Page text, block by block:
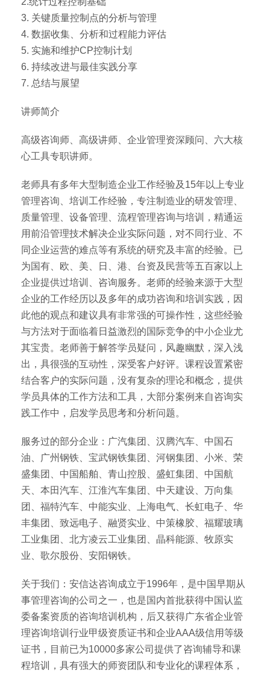
3. 关键质量控制点的分析与管理
4. 数据收集、分析和过程能力评估
5. 实施和维护CP控制计划
6. 持续改进与最佳实践分享
7. 总结与展望
讲师简介
高级咨询师、高级讲师、企业管理资深顾问、六大核
心工具专职讲师。
老师具有多年大型制造企业工作经验及15年以上专业
管理咨询、培训工作经验，专注制造业的研发管理、
质量管理、设备管理、流程管理咨询与培训，精通运
用前沿管理技术解决企业实际问题，对不同行业、不
同企业运营的难点等有系统的研究及丰富的经验。已
为国有、欧、美、日、港、台资及民营等五百家以上
企业提供过培训、咨询服务。老师的经验来源于大型
企业的工作经历以及多年的成功咨询和培训实践，因
此他的观点和建议具有非常强的可操作性，这些经验
与方法对于面临着日益激烈的国际竞争的中小企业尤
其宝贵。老师善于解答学员疑问，风趣幽默，深入浅
出，具很强的互动性，深受客户好评。课程设置紧密
结合客户的实际问题，没有复杂的理论和概念，提供
学员具体的工作方法和工具，大部分案例来自咨询实
践工作中，启发学员思考和分析问题。
服务过的部分企业：广汽集团、汉腾汽车、中国石
油、广州钢铁、宝武钢铁集团、河钢集团、小米、荣
盛集团、中国船舶、青山控股、盛虹集团、中国航
天、本田汽车、江淮汽车集团、中天建设、万向集
团、福特汽车、中能实业、上海电气、长虹电子、华
丰集团、致远电子、融贤实业、中策橡胶、福耀玻璃
工业集团、北方凌云工业集团、晶科能源、牧原实
业、歌尔股份、安阳钢铁。
关于我们：安信达咨询成立于1996年，是中国早期从
事管理咨询的公司之一，也是国内首批获得中国认监
委备案资质的咨询培训机构，后又获得广东省企业管
理咨询培训行业甲级资质证书和企业AAA级信用等级
证书，目前已为10000多家公司提供了咨询辅导和课
程培训，具有强大的师资团队和专业化的课程体系，